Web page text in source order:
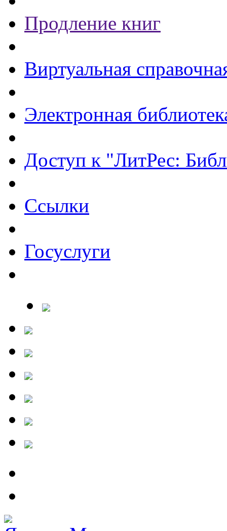
Продление книг
Виртуальная
Электронная
Доступ к "ЛитРес:
Ссылки
Госуслуги